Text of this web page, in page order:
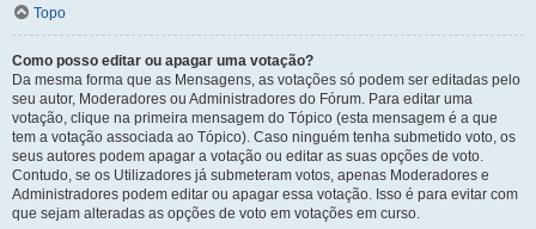
Topo
Como posso editar ou apagar uma votação?
Da mesma forma que as Mensagens, as votações só podem ser editadas pelo
seu autor, Moderadores ou Administradores do Fórum. Para editar uma
votação, clique na primeira mensagem do Tópico (esta mensagem é a que
tem a votação associada ao Tópico). Caso ninguém tenha submetido voto, os
seus autores podem apagar a votação ou editar as suas opções de voto.
Contudo, se os Utilizadores já submeteram votos, apenas Moderadores e
Administradores podem editar ou apagar essa votação. Isso é para evitar com
que sejam alteradas as opções de voto em votações em curso.